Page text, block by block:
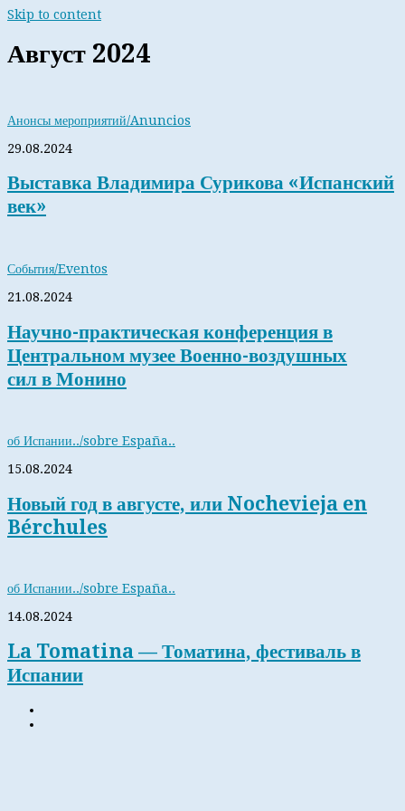
Skip to content
Август 2024
Анонсы мероприятий/Anuncios
29.08.2024
Выставка Владимира Сурикова «Испанский
век»
События/Eventos
21.08.2024
Научно-практическая конференция в
Центральном музее Военно-воздушных
сил в Монино
об Испании../sobre España..
15.08.2024
Новый год в августе, или Nochevieja en
Bérchules
об Испании../sobre España..
14.08.2024
La Tomatina — Томатина, фестиваль в
Испании